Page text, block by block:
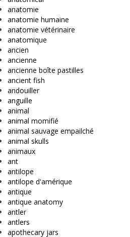
anatomie
anatomie humaine
anatomie vétérinaire
anatomique
ancien
ancienne
ancienne boîte pastilles
ancient fish
andouiller
anguille
animal
animal momifié
animal sauvage empailché
animal skulls
animaux
ant
antilope
antilope d'amérique
antique
antique anatomy
antler
antlers
apothecary jars